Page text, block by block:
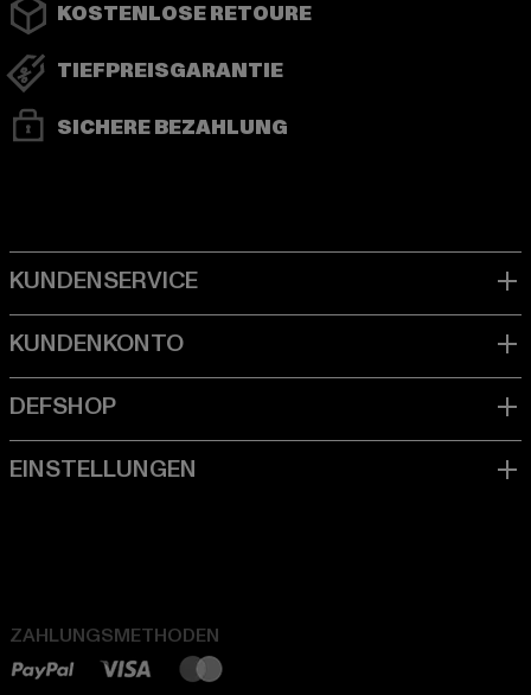
KOSTENLOSE RETOURE
TIEFPREISGARANTIE
SICHERE BEZAHLUNG
ZAHLUNGSMETHODEN